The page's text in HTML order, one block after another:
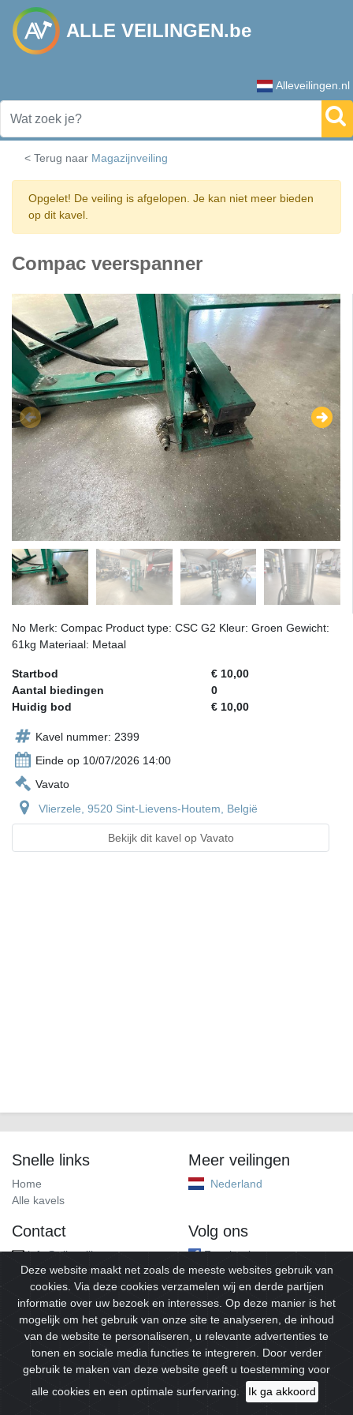
ALLE VEILINGEN.be
Alleveilingen.nl
< Terug naar Magazijnveiling
Opgelet! De veiling is afgelopen. Je kan niet meer bieden
op dit kavel.
Compac veerspanner
No Merk: Compac Product type: CSC G2 Kleur: Groen Gewicht:
61kg Materiaal: Metaal
Startbod
€ 10,00
Aantal biedingen
0
Huidig bod
€ 10,00
Kavel nummer: 2399
Einde op 10/07/2026 14:00
Vavato
Vlierzele, 9520 Sint-Lievens-Houtem, België
Bekijk dit kavel op Vavato
Snelle links
Home
Alle kavels
Meer veilingen
Nederland
Contact
info@alleveilingen.net
Volg ons
Facebook
© 2026Alleveilingen.Alle rechten voorbehouden.
Deze website maakt net zoals de meeste websites gebruik van
cookies. Via deze cookies verzamelen wij en derde partijen
informatie over uw bezoek en interesses. Op deze manier is het
mogelijk om het gebruik van onze site te analyseren, de inhoud
van de website te personaliseren, u relevante advertenties te
tonen en sociale media functies te integreren. Door verder
gebruik te maken van deze website geeft u toestemming voor
alle cookies en een optimale surfervaring.
Ik ga akkoord